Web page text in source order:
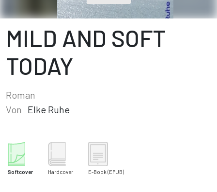
MILD AND SOFT
TODAY
Roman
Von
Elke Ruhe
Softcover Hardcover E-Book (EPUB)